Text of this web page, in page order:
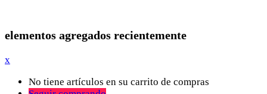
elementos agregados recientemente
x
No tiene artículos en su carrito de compras